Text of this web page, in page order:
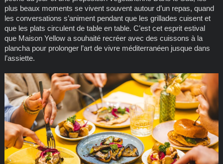
plus beaux moments se vivent souvent autour d’un repas, quand
les conversations s’animent pendant que les grillades cuisent et
que les plats circulent de table en table. C’est cet esprit estival
que Maison Yellow a souhaité recréer avec des cuissons à la
plancha pour prolonger l’art de vivre méditerranéen jusque dans
l’assiette.